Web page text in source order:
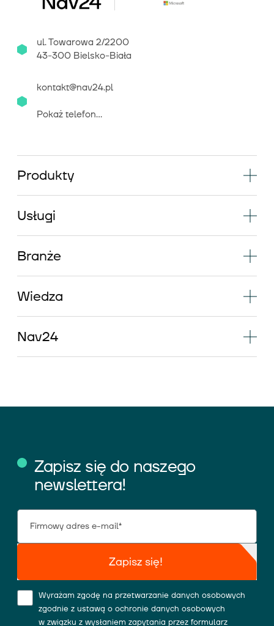
ul. Towarowa 2/2200
43-300 Bielsko-Biała
kontakt@nav24.pl
Pokaż telefon...
Produkty
Usługi
Branże
Wiedza
Nav24
Zapisz się do naszego
newslettera!
Zapisz się!
Wyrażam zgodę na przetwarzanie danych osobowych
zgodnie z ustawą o ochronie danych osobowych
w związku z wysłaniem zapytania przez formularz